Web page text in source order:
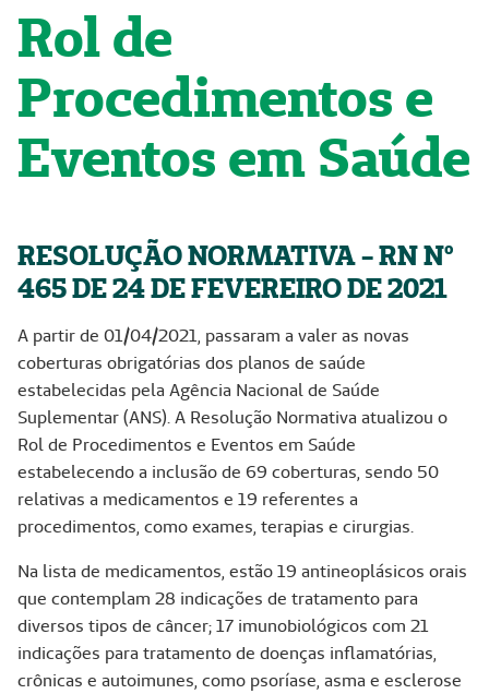
Rol de
Procedimentos e
Eventos em Saúde
RESOLUÇÃO NORMATIVA - RN Nº
465 DE 24 DE FEVEREIRO DE 2021
A partir de 01/04/2021, passaram a valer as novas
coberturas obrigatórias dos planos de saúde
estabelecidas pela Agência Nacional de Saúde
Suplementar (ANS). A Resolução Normativa atualizou o
Rol de Procedimentos e Eventos em Saúde
estabelecendo a inclusão de 69 coberturas, sendo 50
relativas a medicamentos e 19 referentes a
procedimentos, como exames, terapias e cirurgias.
Na lista de medicamentos, estão 19 antineoplásicos orais
que contemplam 28 indicações de tratamento para
diversos tipos de câncer; 17 imunobiológicos com 21
indicações para tratamento de doenças inflamatórias,
crônicas e autoimunes, como psoríase, asma e esclerose